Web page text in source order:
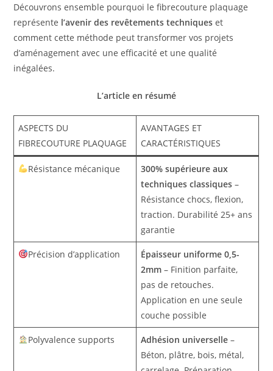
Découvrons ensemble pourquoi le fibrecouture plaquage
représente l’avenir des revêtements techniques et
comment cette méthode peut transformer vos projets
d’aménagement avec une efficacité et une qualité
inégalées.
L’article en résumé
ASPECTS DU
FIBRECOUTURE PLAQUAGE
AVANTAGES ET
CARACTÉRISTIQUES
Résistance mécanique
300% supérieure aux
techniques classiques –
Résistance chocs, flexion,
traction. Durabilité 25+ ans
garantie
Précision d’application
Épaisseur uniforme 0,5-
2mm – Finition parfaite,
pas de retouches.
Application en une seule
couche possible
Polyvalence supports Adhésion universelle –
Béton, plâtre, bois, métal,